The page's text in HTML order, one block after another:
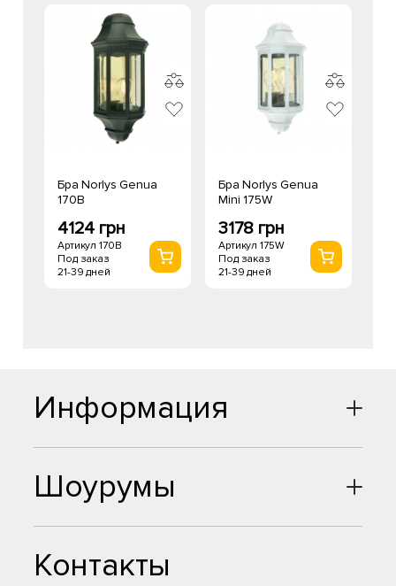
Бра Norlys Genua
170B
4124 грн
Артикул 170B
Под заказ
21-39 дней
Бра Norlys Genua
Mini 175W
3178 грн
Артикул 175W
Под заказ
21-39 дней
Шоурумы
Контакты
Информация